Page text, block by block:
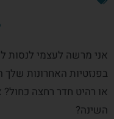
אני מרשה לעצמי לנסות
בפנזטיות האחרונות
או רהיט חדר רחצה כחול?
השינה?